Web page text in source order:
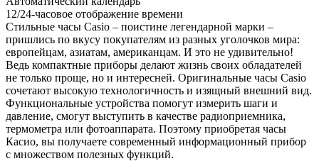
12/24-часовое отображение времени
Стильные часы Casio – поистине легендарной марки –
пришлись по вкусу покупателям из разных уголочков мира:
европейцам, азиатам, американцам. И это не удивительно!
Ведь компактные приборы делают жизнь своих обладателей
не только проще, но и интересней. Оригинальные часы Casio
сочетают высокую технологичность и изящный внешний вид.
Функциональные устройства помогут измерить шаги и
давление, смогут выступить в качестве радиоприемника,
термометра или фотоаппарата. Поэтому приобретая часы
Касио, вы получаете современный информационный прибор
с множеством полезных функций.